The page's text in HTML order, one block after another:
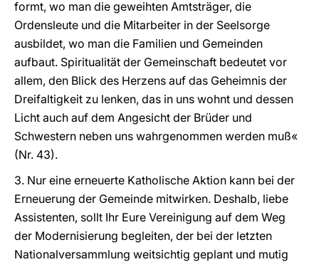
formt, wo man die geweihten Amtsträger, die
Ordensleute und die Mitarbeiter in der Seelsorge
ausbildet, wo man die Familien und Gemeinden
aufbaut. Spiritualität der Gemeinschaft bedeutet vor
allem, den Blick des Herzens auf das Geheimnis der
Dreifaltigkeit zu lenken, das in uns wohnt und dessen
Licht auch auf dem Angesicht der Brüder und
Schwestern neben uns wahrgenommen werden muß«
(Nr. 43).
3. Nur eine erneuerte Katholische Aktion kann bei der
Erneuerung der Gemeinde mitwirken. Deshalb, liebe
Assistenten, sollt Ihr Eure Vereinigung auf dem Weg
der Modernisierung begleiten, der bei der letzten
Nationalversammlung weitsichtig geplant und mutig